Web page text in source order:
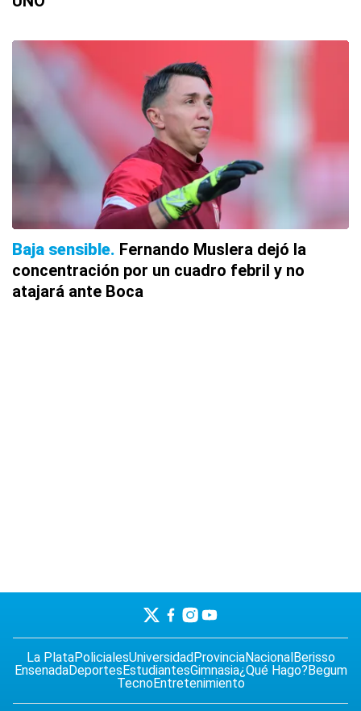
Baja sensible Fernando Muslera dejó la
concentración por un cuadro febril y no
atajará ante Boca
La PlataPolicialesUniversidad ProvinciaNacional Berisso
EnsenadaDeportes EstudiantesGimnasia¿Qué Hago? Begum
TecnoEntretenimiento